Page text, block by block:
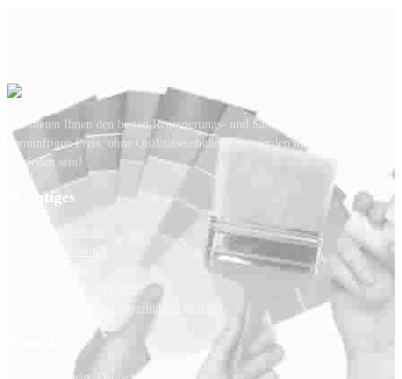
Wir bieten Ihnen den besten Renovierungs- und Sanierungsservice zu einem
vernünftigen Preis, ohne Qualitätseinbußen. Sie werden mit unserer Arbeit
zufrieden sein!
Wichtiges
Privatsphäre-Einstellungen ändern